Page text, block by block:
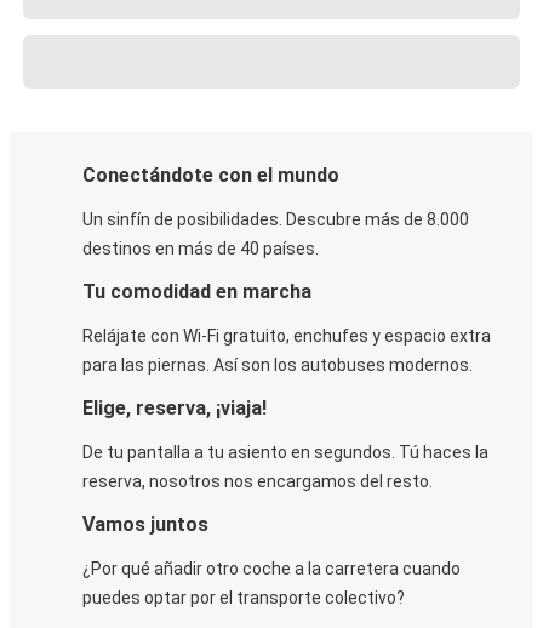
Conectándote con el mundo
Un sinfín de posibilidades. Descubre más de 8.000
destinos en más de 40 países.
Tu comodidad en marcha
Relájate con Wi-Fi gratuito, enchufes y espacio extra
para las piernas. Así son los autobuses modernos.
Elige, reserva, ¡viaja!
De tu pantalla a tu asiento en segundos. Tú haces la
reserva, nosotros nos encargamos del resto.
Vamos juntos
¿Por qué añadir otro coche a la carretera cuando
puedes optar por el transporte colectivo?